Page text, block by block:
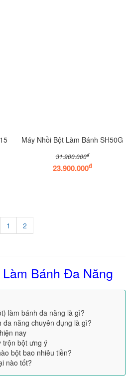
Máy Nhồi Bột Làm Bánh SH50G
31.900.000đ
23.900.000đ
1 2
Bánh Đa Năng
làm bánh đa năng là gì?
đa năng chuyên dụng là gì?
nay
trộn bột ưng ý
bột bao nhiêu tiền?
nào tốt?